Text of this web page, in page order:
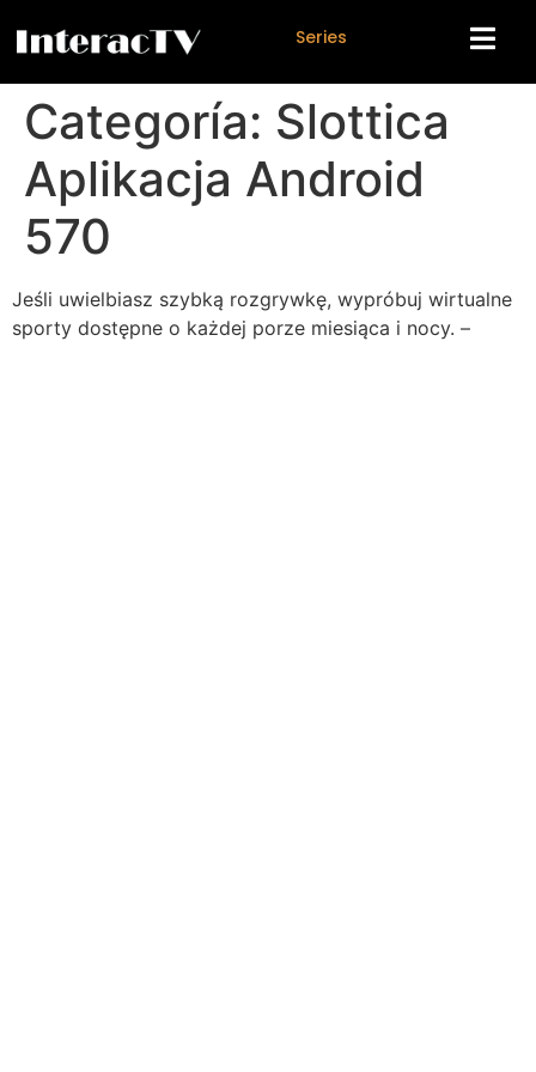
Series
Categoría: Slottica
Aplikacja Android
570
Jeśli uwielbiasz szybką rozgrywkę, wypróbuj wirtualne
sporty dostępne o każdej porze miesiąca i nocy. –